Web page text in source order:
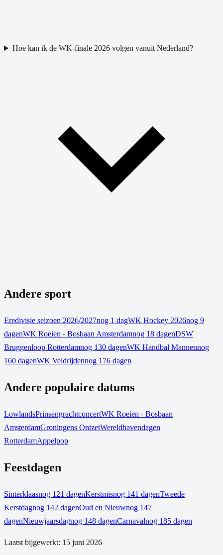
Hoe kan ik de WK-finale 2026 volgen vanuit Nederland?
Andere sport
Eredivisie seizoen 2026/2027nog 1 dagWK Hockey 2026nog 9
dagenWK Roeien - Bosbaan Amsterdamnog 18 dagenDSW
Bruggenloop Rotterdamnog 130 dagenWK Handbal Mannennog
160 dagenWK Veldrijdennog 176 dagen
Andere populaire datums
LowlandsPrinsengrachtconcertWK Roeien - Bosbaan
AmsterdamGroningens OntzetWereldhavendagen
RotterdamAppelpop
Feestdagen
Sinterklaasnog 121 dagenKerstmisnog 141 dagenTweede
Kerstdagnog 142 dagenOud en Nieuwnog 147
dagenNieuwjaarsdagnog 148 dagenCarnavalnog 185 dagen
Laatst bijgewerkt: 15 juni 2026